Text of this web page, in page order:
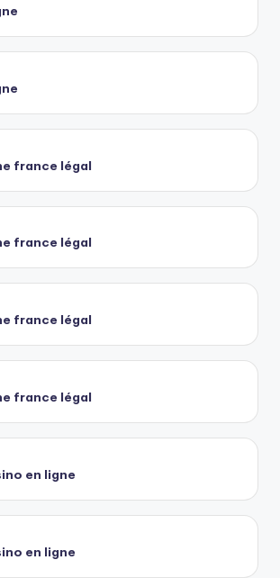
france légal
france légal
france légal
france légal
en ligne
en ligne